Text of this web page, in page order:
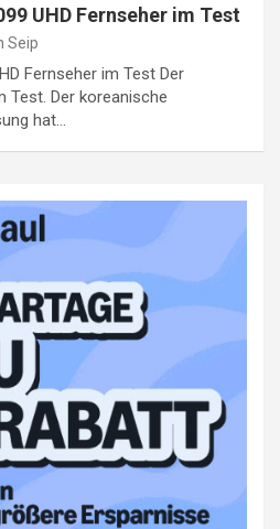
UHD Fernseher im Test
Seip
Fernseher im Test Der
Test. Der koreanische
hat…